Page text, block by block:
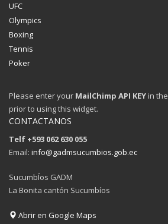
UFC
Olympics
Boxing
Tennis
Poker
Please enter your MailChimp API KEY in the
prior to using this widget.
CONTACTANOS
Telf +593 062 630 055
Email: info@gadmsucumbios.gob.ec
SucumbÍos GADM
La Bonita cantón Sucumbíos
Abrir en Google Maps